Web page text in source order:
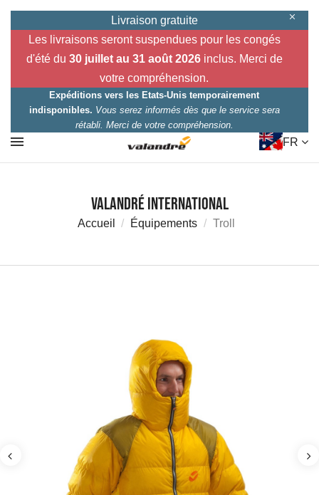
Livraison gratuite
Les livraisons seront suspendues pour les congés
d'été du 30 juillet au 31 août 2026inclus. Merci de
votre compréhension.
Expéditions vers les Etats-Unis temporairement
indisponibles. Vous serez informés dès que le service sera
rétabli. Merci de votre compréhension.
FR
Valandré International
Accueil Équipements Troll